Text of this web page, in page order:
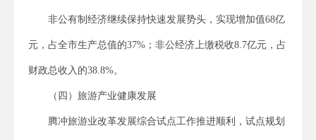
非公有制经济继续保持快速发展势头，实现增加值68亿
元，占全市生产总值的37%；非公经济上缴税收8.7亿元，占
财政总收入的38.8%。
（四）旅游产业健康发展
腾冲旅游业改革发展综合试点工作推进顺利，试点规划